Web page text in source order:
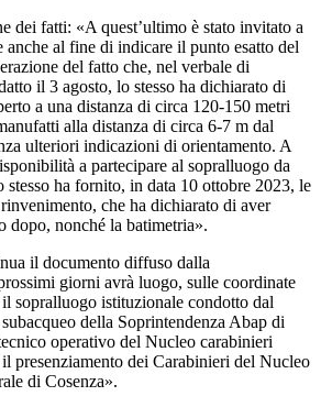
dei fatti: «A quest’ultimo è stato invitato a
anche al fine di indicare il punto esatto del
del fatto che, nel verbale di
il 3 agosto, lo stesso ha dichiarato di
a una distanza di circa 120-150 metri
alla distanza di circa 6-7 m dal
ulteriori indicazioni di orientamento. A
a partecipare al sopralluogo da
stesso ha fornito, in data 10 ottobre 2023, le
che ha dichiarato di aver
dopo, nonché la batimetria».
il documento diffuso dalla
giorni avrà luogo, sulle coordinate
sopralluogo istituzionale condotto dal
della Soprintendenza Abap di
operativo del Nucleo carabinieri
presenziamento dei Carabinieri del Nucleo
di Cosenza».